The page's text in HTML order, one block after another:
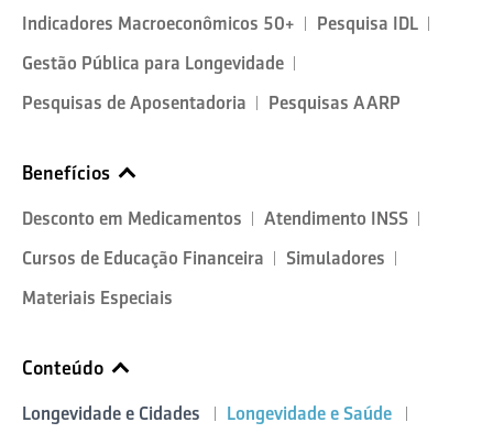
Indicadores Macroeconômicos 50+
Pesquisa IDL
Gestão Pública para Longevidade
Pesquisas de Aposentadoria
Pesquisas AARP
Benefícios
Desconto em Medicamentos
Atendimento INSS
Cursos de Educação Financeira
Simuladores
Materiais Especiais
Conteúdo
Longevidade e Cidades Longevidade e Saúde